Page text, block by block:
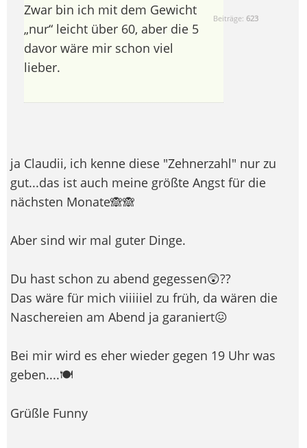
Beiträge: 623
Zwar bin ich mit dem Gewicht
„nur“ leicht über 60, aber die 5
davor wäre mir schon viel
lieber.
ja Claudii, ich kenne diese "Zehnerzahl" nur zu
gut...das ist auch meine größte Angst für die
nächsten Monate🙈🙈
Aber sind wir mal guter Dinge.
Du hast schon zu abend gegessen😲??
Das wäre für mich viiiiiel zu früh, da wären die
Naschereien am Abend ja garaniert😖
Bei mir wird es eher wieder gegen 19 Uhr was
geben....🍽️
Grüßle Funny